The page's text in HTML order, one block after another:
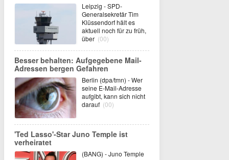
Leipzig - SPD-
Generalsekretär Tim
Klüssendorf hält es
aktuell noch für zu früh,
über (00)
Besser behalten: Aufgegebene Mail-
Adressen bergen Gefahren
Berlin (dpa/tmn) - Wer
seine E-Mail-Adresse
aufgibt, kann sich nicht
darauf (00)
'Ted Lasso'-Star Juno Temple ist
verheiratet
(BANG) - Juno Temple